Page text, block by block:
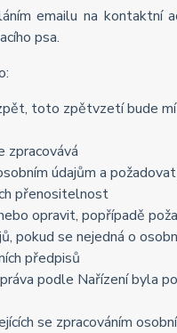
emailu na kontaktní
psa.
toto zpětvzetí bude
zpracovává
údajům a
přenositelnost
opravit, popřípadě
pokud se nejedná o
předpisů
podle Nařízení byla
se zpracováním